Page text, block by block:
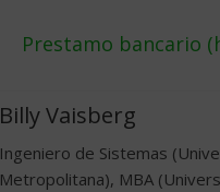
Prestamo bancario
Billy Vaisberg
Ingeniero de Sistemas
Metropolitana), MBA